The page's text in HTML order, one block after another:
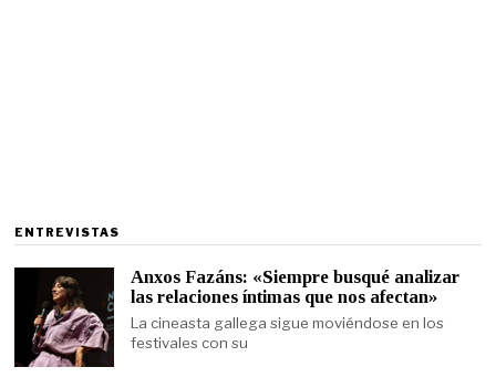
ENTREVISTAS
Anxos Fazáns: «Siempre busqué analizar
las relaciones íntimas que nos afectan»
La cineasta gallega sigue moviéndose en los
festivales con su